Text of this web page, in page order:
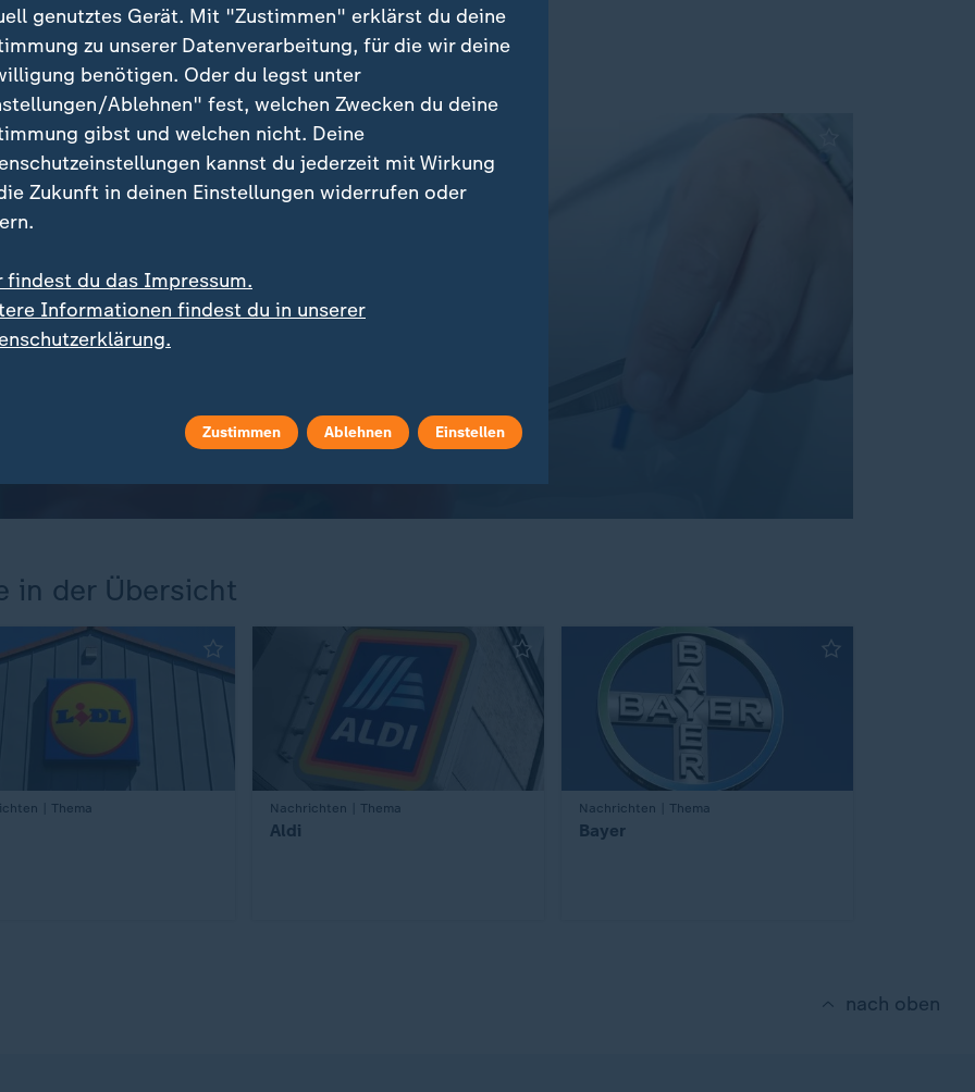
in der Übersicht
| Thema Nachrichten | Thema
:
Aldi
Nachrichten | Thema
:
Bayer
nach oben
genutztes Gerät. Mit "Zustimmen" erklärst du deine
zu unserer Datenverarbeitung, für die wir deine
benötigen. Oder du legst unter
Ablehnen" fest, welchen Zwecken du deine
gibst und welchen nicht. Deine
kannst du jederzeit mit Wirkung
Zukunft in deinen Einstellungen widerrufen oder
findest du das Impressum.
Informationen findest du in unserer
Zustimmen Ablehnen Einstellen